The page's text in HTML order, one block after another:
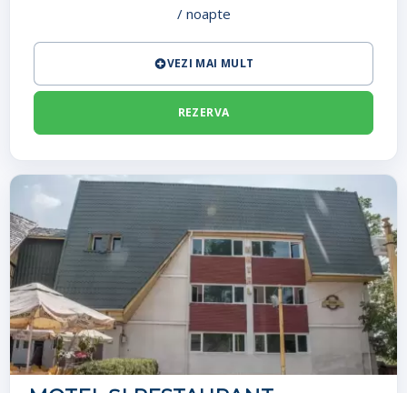
/ noapte
VEZI MAI MULT
REZERVA